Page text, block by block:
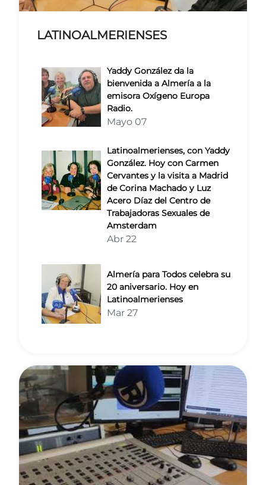
LATINOALMERIENSES
Yaddy González da la
bienvenida a Almería a la
emisora Oxígeno Europa
Radio.
Mayo 07
Latinoalmerienses, con Yaddy
González. Hoy con Carmen
Cervantes y la visita a Madrid
de Corina Machado y Luz
Acero Díaz del Centro de
Trabajadoras Sexuales de
Amsterdam
Abr 22
Almería para Todos celebra su
20 aniversario. Hoy en
Latinoalmerienses
Mar 27